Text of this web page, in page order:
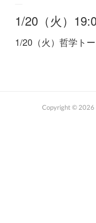
1/20（火）
1/20（火）哲学ト
Copyright © 2026